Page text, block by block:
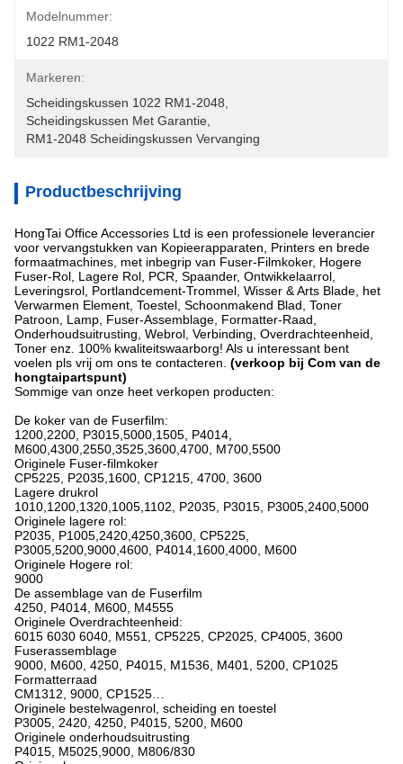
Modelnummer:
1022 RM1-2048
Markeren:
Scheidingskussen 1022 RM1-2048
Scheidingskussen Met Garantie
RM1-2048 Scheidingskussen Vervanging
Productbeschrijving
HongTai Office Accessories Ltd is een professionele leverancier
voor vervangstukken van Kopieerapparaten, Printers en brede
formaatmachines, met inbegrip van Fuser-Filmkoker, Hogere
Fuser-Rol, Lagere Rol, PCR, Spaander, Ontwikkelaarrol,
Leveringsrol, Portlandcement-Trommel, Wisser & Arts Blade, het
Verwarmen Element, Toestel, Schoonmakend Blad, Toner
Patroon, Lamp, Fuser-Assemblage, Formatter-Raad,
Onderhoudsuitrusting, Webrol, Verbinding, Overdrachteenheid,
Toner enz. 100% kwaliteitswaarborg! Als u interessant bent
voelen pls vrij om ons te contacteren. (verkoop bij Com van de
hongtaipartspunt)
Sommige van onze heet verkopen producten:
De koker van de Fuserfilm:
1200,2200, P3015,5000,1505, P4014,
M600,4300,2550,3525,3600,4700, M700,5500
Originele Fuser-filmkoker
CP5225, P2035,1600, CP1215, 4700, 3600
Lagere drukrol
1010,1200,1320,1005,1102, P2035, P3015, P3005,2400,5000
Originele lagere rol:
P2035, P1005,2420,4250,3600, CP5225,
P3005,5200,9000,4600, P4014,1600,4000, M600
Originele Hogere rol:
9000
De assemblage van de Fuserfilm
4250, P4014, M600, M4555
Originele Overdrachteenheid:
6015 6030 6040, M551, CP5225, CP2025, CP4005, 3600
Fuserassemblage
9000, M600, 4250, P4015, M1536, M401, 5200, CP1025
Formatterraad
CM1312, 9000, CP1525…
Originele bestelwagenrol, scheiding en toestel
P3005, 2420, 4250, P4015, 5200, M600
Originele onderhoudsuitrusting
P4015, M5025,9000, M806/830